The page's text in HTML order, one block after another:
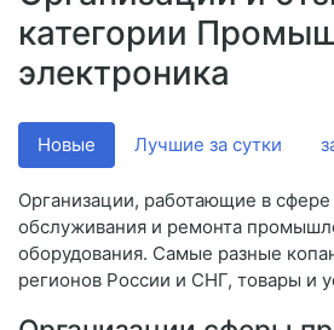
категории
электроника
Новые Лучшие за сутки
Организации, работающие в сфере
обслуживания и ремонта
оборудования. Самые разные
регионов России и СНГ, товары и